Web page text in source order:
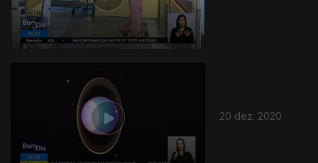
20 dez. 2020